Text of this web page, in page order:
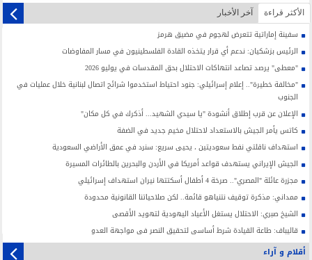
الأکثر قراءة آخر الأخبار
سفينة إماراتية تتعرض لهجوم في مضيق هرمز
الرئيس بزشكيان: ندعم أي قرار يتخذه القادة الفلسطينيون في مسار المفاوضات
"معطى" يرصد تصاعد انتهاكات الاحتلال بحق المقدسات في يوليو 2026
"مخالفة خطيرة".. إعلام إسرائيلي: جنود احتياط استخدموا شرائح اتصال لبنانية خلال عمليات في
الجنوب
الإعلان عن قرب إطلاق أنشودة "يا سيدي الشهيد... أذكرك في كل مكان"
كاتس يأمر الجيش بالاستعداد لاحتلال مخيم جديد في الضفة
استهداف ناقلتي نفط سعوديتين ، يحيى سريع: سنرد في عمق الأراضي السعودية
الجيش الإيراني يستهدف قواعد أمريكا في الأردن والبحرين بالطائرات المسيرة
مجزرة عائلة "المصري".. صرخة 4 أطفال أسكتتها نيران استهداف إسرائيلي
ممداني: مذكرة توقيف نتنياهو قائمة.. لكن صلاحياتنا القانونية محدودة
الشيخ صبري: الاحتلال يستغل الأعياد اليهودية لتهويد الأقصى
قاليباف: طاعة القيادة شرط أساسي لتحقيق النصر في مواجهة العدو
أقلام و آراء